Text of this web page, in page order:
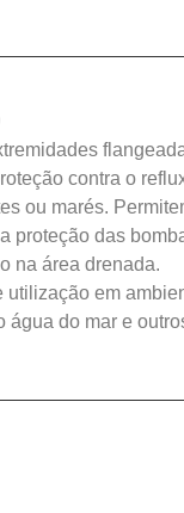
contra o
ou marés.
proteção das
na área drenada.
em
água do mar e